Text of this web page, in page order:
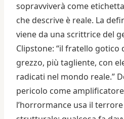
sopravviverà come
che descrive è reale. La
viene da una scrittrice del
Clipstone: “il fratello
grezzo, più tagliente, con
radicati nel mondo reale.”
pericolo come
l’horrormance usa il